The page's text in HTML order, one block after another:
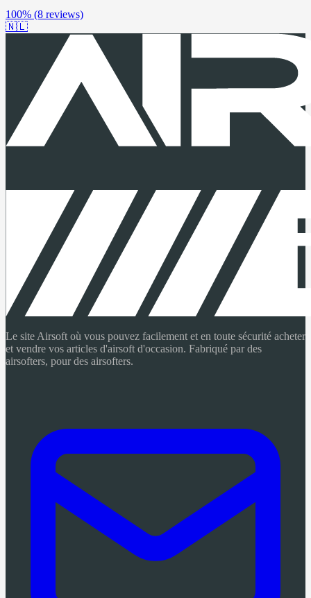
100% (8 reviews)
🇳🇱
Le site Airsoft où vous pouvez facilement et en toute sécurité acheter
et vendre vos articles d'airsoft d'occasion. Fabriqué par des
airsofters, pour des airsofters.